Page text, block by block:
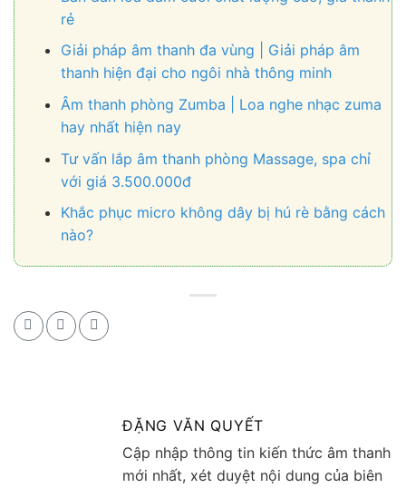
rẻ
Giải pháp âm thanh đa vùng | Giải pháp âm
thanh hiện đại cho ngôi nhà thông minh
Âm thanh phòng Zumba | Loa nghe nhạc zuma
hay nhất hiện nay
Tư vấn lắp âm thanh phòng Massage, spa chỉ
với giá 3.500.000đ
Khắc phục micro không dây bị hú rè bằng cách
nào?
ĐẶNG VĂN QUYẾT
Cập nhập thông tin kiến thức âm thanh
mới nhất, xét duyệt nội dung của biên